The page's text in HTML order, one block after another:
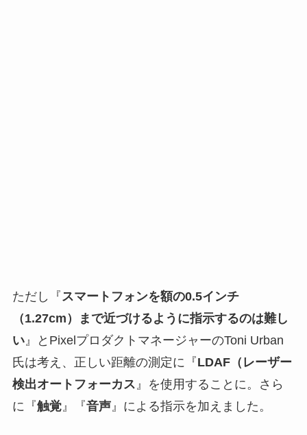
ただし『 スマートフォンを額の0.5インチ
（1.27cm）まで近づけるように指示するのは難し
い』とPixelプロダクトマネージャーのToni Urban
氏は考え、正しい距離の測定に『LDAF（レーザー
検出オートフォーカス 』を使用することに。さら
に『触覚』『音声』による指示を加えました。